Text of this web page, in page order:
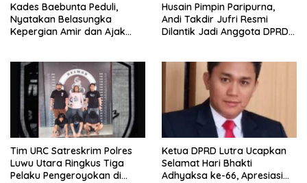
Kades Baebunta Peduli,
Nyatakan Belasungka
Kepergian Amir dan Ajak
Husain Pimpin Paripurna,
Andi Takdir Jufri Resmi
Dilantik Jadi Anggota DPRD
Tim URC Satreskrim Polres
Luwu Utara Ringkus Tiga
Pelaku Pengeroyokan di
Ketua DPRD Lutra Ucapkan
Selamat Hari Bhakti
Adhyaksa ke-66, Apresiasi